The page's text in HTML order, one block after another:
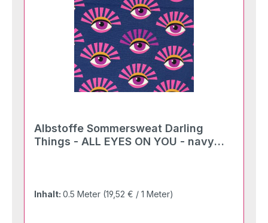
Albstoffe Sommersweat Darling
Things - ALL EYES ON YOU - navy
Inhalt: 0.5 Meter (19,52 € / 1 Meter)